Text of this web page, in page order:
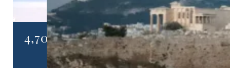
4,700,000 €